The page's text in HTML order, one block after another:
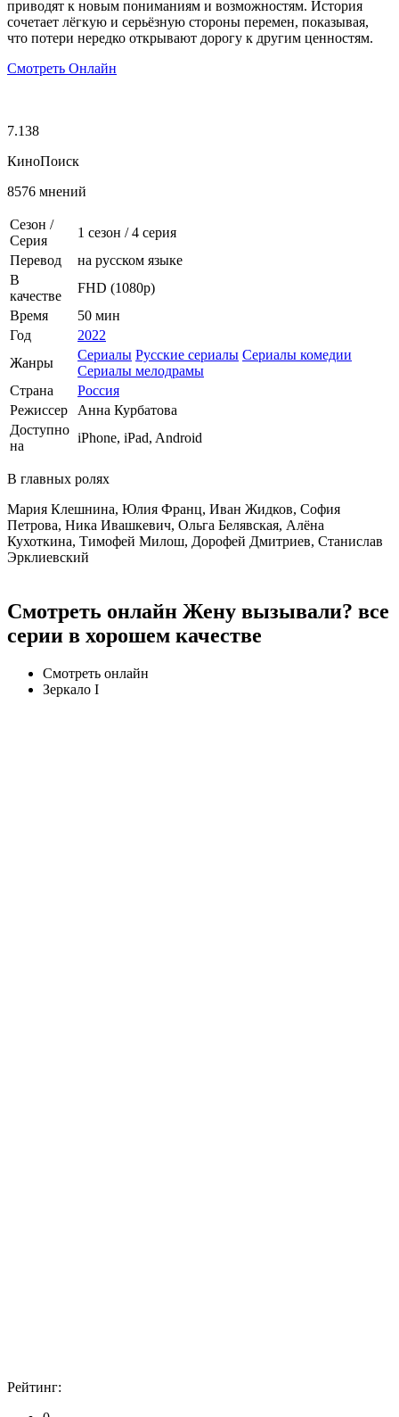
приводят к новым пониманиям и возможностям. История
сочетает лёгкую и серьёзную стороны перемен, показывая,
что потери нередко открывают дорогу к другим ценностям.
Смотреть Онлайн
7.138
КиноПоиск
8576 мнений
Сезон /
Серия
1 сезон /4 серия
Перевод
на русском языке
В
качестве
FHD (1080p)
Время
50 мин
Год
2022
Жанры
Сериалы Русские сериалы Сериалы комедии
Сериалы мелодрамы
Страна
Россия
Режиссер
Анна Курбатова
Доступно
на
iPhone, iPad, Android
В главных ролях
Мария Клешнина, Юлия Франц, Иван Жидков, София
Петрова, Ника Ивашкевич, Ольга Белявская, Алёна
Кухоткина, Тимофей Милош, Дорофей Дмитриев, Станислав
Эрклиевский
Смотреть онлайн Жену вызывали? все
серии в хорошем качестве
Смотреть онлайн
Зеркало I
Рейтинг: